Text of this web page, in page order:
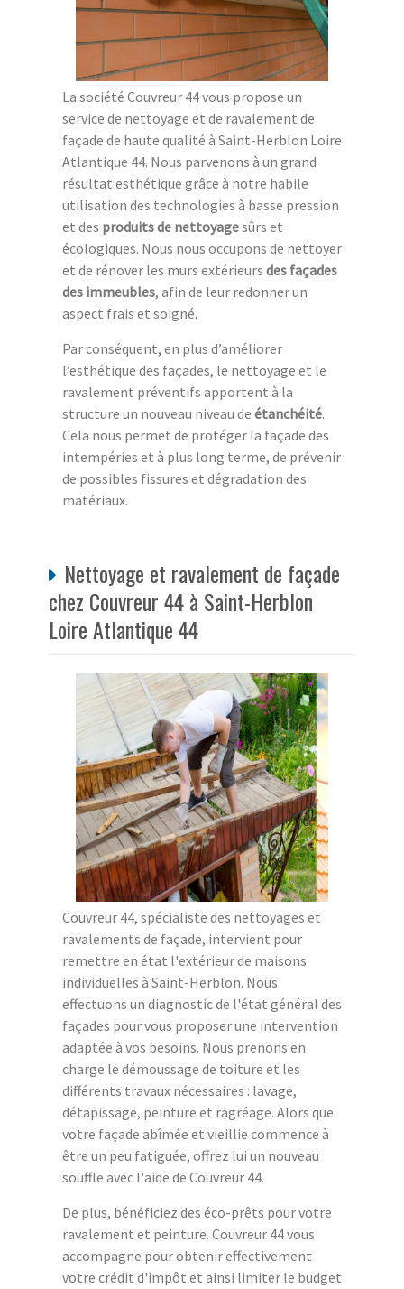
La société Couvreur 44 vous propose un
service de nettoyage et de ravalement de
façade de haute qualité à Saint-Herblon Loire
Atlantique 44. Nous parvenons à un grand
résultat esthétique grâce à notre habile
utilisation des technologies à basse pression
et des produits de nettoyagesûrs et
écologiques. Nous nous occupons de nettoyer
et de rénover les murs extérieurs des façades
des immeubles, afin de leur redonner un
aspect frais et soigné.
Par conséquent, en plus d’améliorer
l’esthétique des façades, le nettoyage et le
ravalement préventifs apportent à la
structure un nouveau niveau de étanchéité.
Cela nous permet de protéger la façade des
intempéries et à plus long terme, de prévenir
de possibles fissures et dégradation des
matériaux.
Nettoyage et ravalement de façade
chez Couvreur 44 à Saint-Herblon
Loire Atlantique 44
Couvreur 44, spécialiste des nettoyages et
ravalements de façade, intervient pour
remettre en état l'extérieur de maisons
individuelles à Saint-Herblon. Nous
effectuons un diagnostic de l'état général des
façades pour vous proposer une intervention
adaptée à vos besoins. Nous prenons en
charge le démoussage de toiture et les
différents travaux nécessaires : lavage,
détapissage, peinture et ragréage. Alors que
votre façade abîmée et vieillie commence à
être un peu fatiguée, offrez lui un nouveau
souffle avec l'aide de Couvreur 44.
De plus, bénéficiez des éco-prêts pour votre
ravalement et peinture. Couvreur 44 vous
accompagne pour obtenir effectivement
votre crédit d'impôt et ainsi limiter le budget